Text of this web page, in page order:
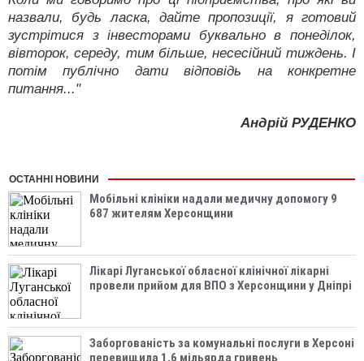
назвали, будь ласка, дайте пропозиції, я готовий
зустрітися з інвесторами буквально в понеділок,
вівторок, середу, тим більше, несесійний тиждень. І
потім публічно дати відповідь на конкретне
питання..."
Андрій РУДЕНКО
ОСТАННІ НОВИНИ
Мобільні клініки надали медичну допомогу 9
687 жителям Херсонщини
Лікарі Луганської обласної клінічної лікарні
провели прийом для ВПО з Херсонщини у Дніпрі
Заборгованість за комунальні послуги в Херсоні
перевищила 1,6 мільярда гривень